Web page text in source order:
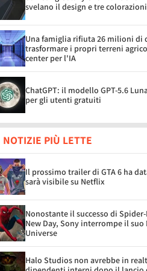
svelano il design e tre colorazioni
Una famiglia rifiuta 26 milioni di
trasformare i propri terreni
center per l'IA
ChatGPT: il modello GPT-5.6
per gli utenti gratuiti
NOTIZIE PIÙ LETTE
Il prossimo trailer di GTA 6 ha
sarà visibile su Netflix
Nonostante il successo di
New Day, Sony interrompe il suo
Universe
Halo Studios non avrebbe in